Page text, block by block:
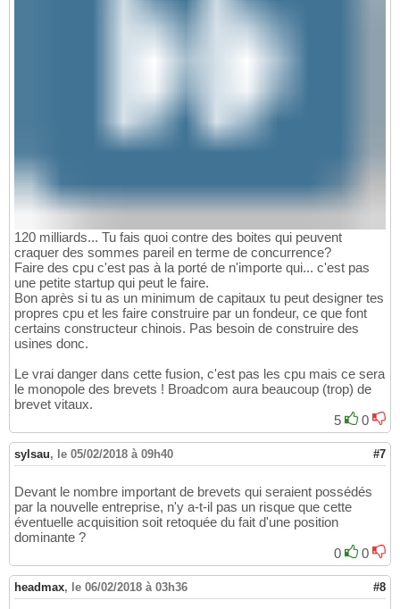
120 milliards... Tu fais quoi contre des boites qui peuvent
craquer des sommes pareil en terme de concurrence?
Faire des cpu c'est pas à la porté de n'importe qui... c'est pas
une petite startup qui peut le faire.
Bon après si tu as un minimum de capitaux tu peut designer tes
propres cpu et les faire construire par un fondeur, ce que font
certains constructeur chinois. Pas besoin de construire des
usines donc.
Le vrai danger dans cette fusion, c'est pas les cpu mais ce sera
le monopole des brevets ! Broadcom aura beaucoup (trop) de
brevet vitaux.
5
0
sylsau, le 05/02/2018 à 09h40 #7
Devant le nombre important de brevets qui seraient possédés
par la nouvelle entreprise, n'y a-t-il pas un risque que cette
éventuelle acquisition soit retoquée du fait d'une position
dominante ?
0
0
headmax, le 06/02/2018 à 03h36 #8